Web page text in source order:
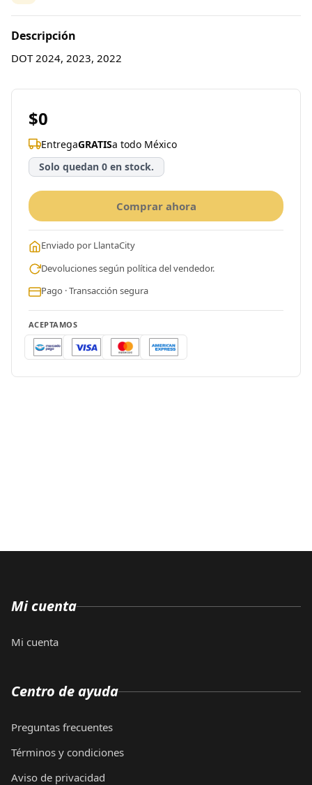
Descripción
DOT 2024, 2023, 2022
$0
EntregaGRATISa todo México
Solo quedan 0 en stock.
Comprar ahora
Enviado por LlantaCity
Devoluciones según política del vendedor.
Pago · Transacción segura
ACEPTAMOS
Mi cuenta
Mi cuenta
Centro de ayuda
Preguntas frecuentes
Términos y condiciones
Aviso de privacidad